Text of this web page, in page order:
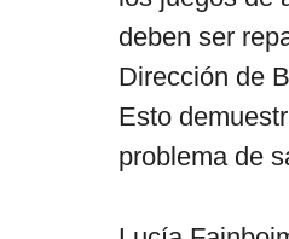
deben ser
Dirección de
Esto
problema de